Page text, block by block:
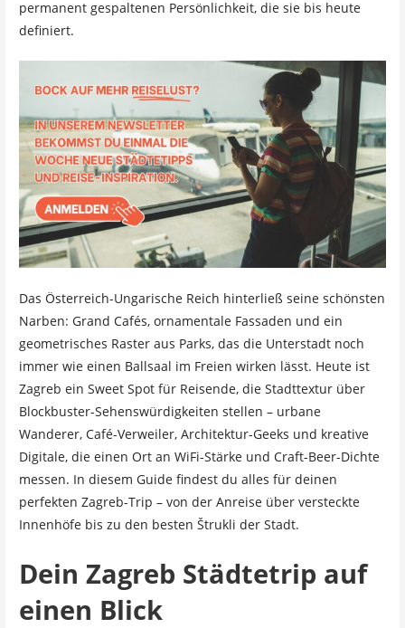
permanent gespaltenen Persönlichkeit, die sie bis heute
definiert.
Das Österreich-Ungarische Reich hinterließ seine schönsten
Narben: Grand Cafés, ornamentale Fassaden und ein
geometrisches Raster aus Parks, das die Unterstadt noch
immer wie einen Ballsaal im Freien wirken lässt. Heute ist
Zagreb ein Sweet Spot für Reisende, die Stadttextur über
Blockbuster-Sehenswürdigkeiten stellen – urbane
Wanderer, Café-Verweiler, Architektur-Geeks und kreative
Digitale, die einen Ort an WiFi-Stärke und Craft-Beer-Dichte
messen. In diesem Guide findest du alles für deinen
perfekten Zagreb-Trip – von der Anreise über versteckte
Innenhöfe bis zu den besten Štrukli der Stadt.
Dein Zagreb Städtetrip auf
einen Blick